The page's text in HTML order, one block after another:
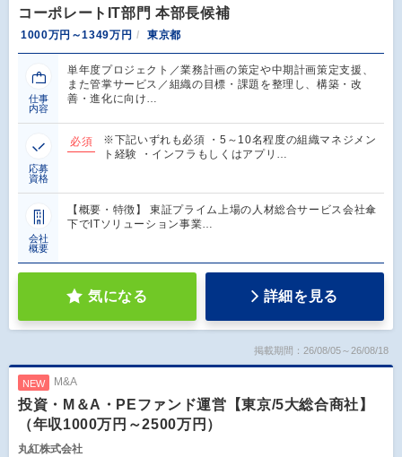
コーポレートIT部門 本部長候補
1000万円～1349万円 東京都
仕事
内容
単年度プロジェクト／業務計画の策定や中期計画策定支援、
また管掌サービス／組織の目標・課題を整理し、構築・改
善・進化に向け…
応募
資格
必須
※下記いずれも必須 ・5～10名程度の組織マネジメン
ト経験 ・インフラもしくはアプリ…
会社
概要
【概要・特徴】 東証プライム上場の人材総合サービス会社傘
下でITソリューション事業…
気になる 詳細を見る
掲載期間：26/08/05～26/08/18
NEW M&A
投資・M＆A・PEファンド運営【東京/5大総合商社】
（年収1000万円～2500万円）
丸紅株式会社